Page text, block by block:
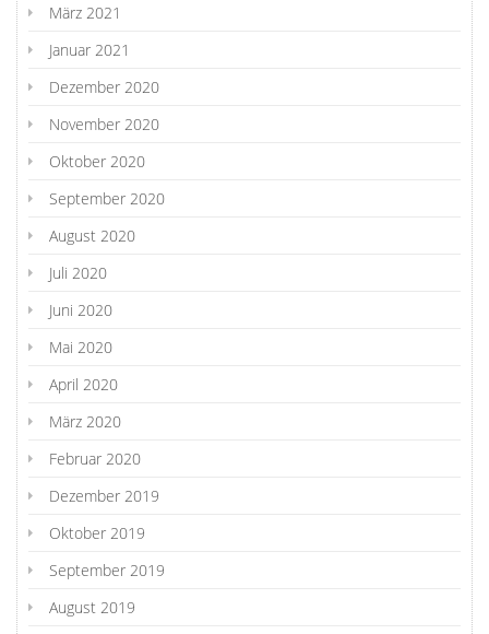
März 2021
Januar 2021
Dezember 2020
November 2020
Oktober 2020
September 2020
August 2020
Juli 2020
Juni 2020
Mai 2020
April 2020
März 2020
Februar 2020
Dezember 2019
Oktober 2019
September 2019
August 2019